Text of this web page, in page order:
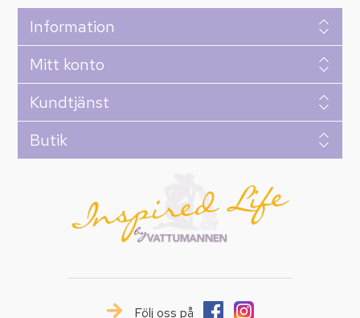
Information
Mitt konto
Kundtjänst
Butik
Följ oss på